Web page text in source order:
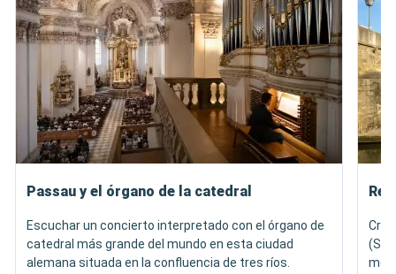
Passau y el órgano de la catedral
Escuchar un concierto interpretado con el órgano de
catedral más grande del mundo en esta ciudad
alemana situada en la confluencia de tres ríos.